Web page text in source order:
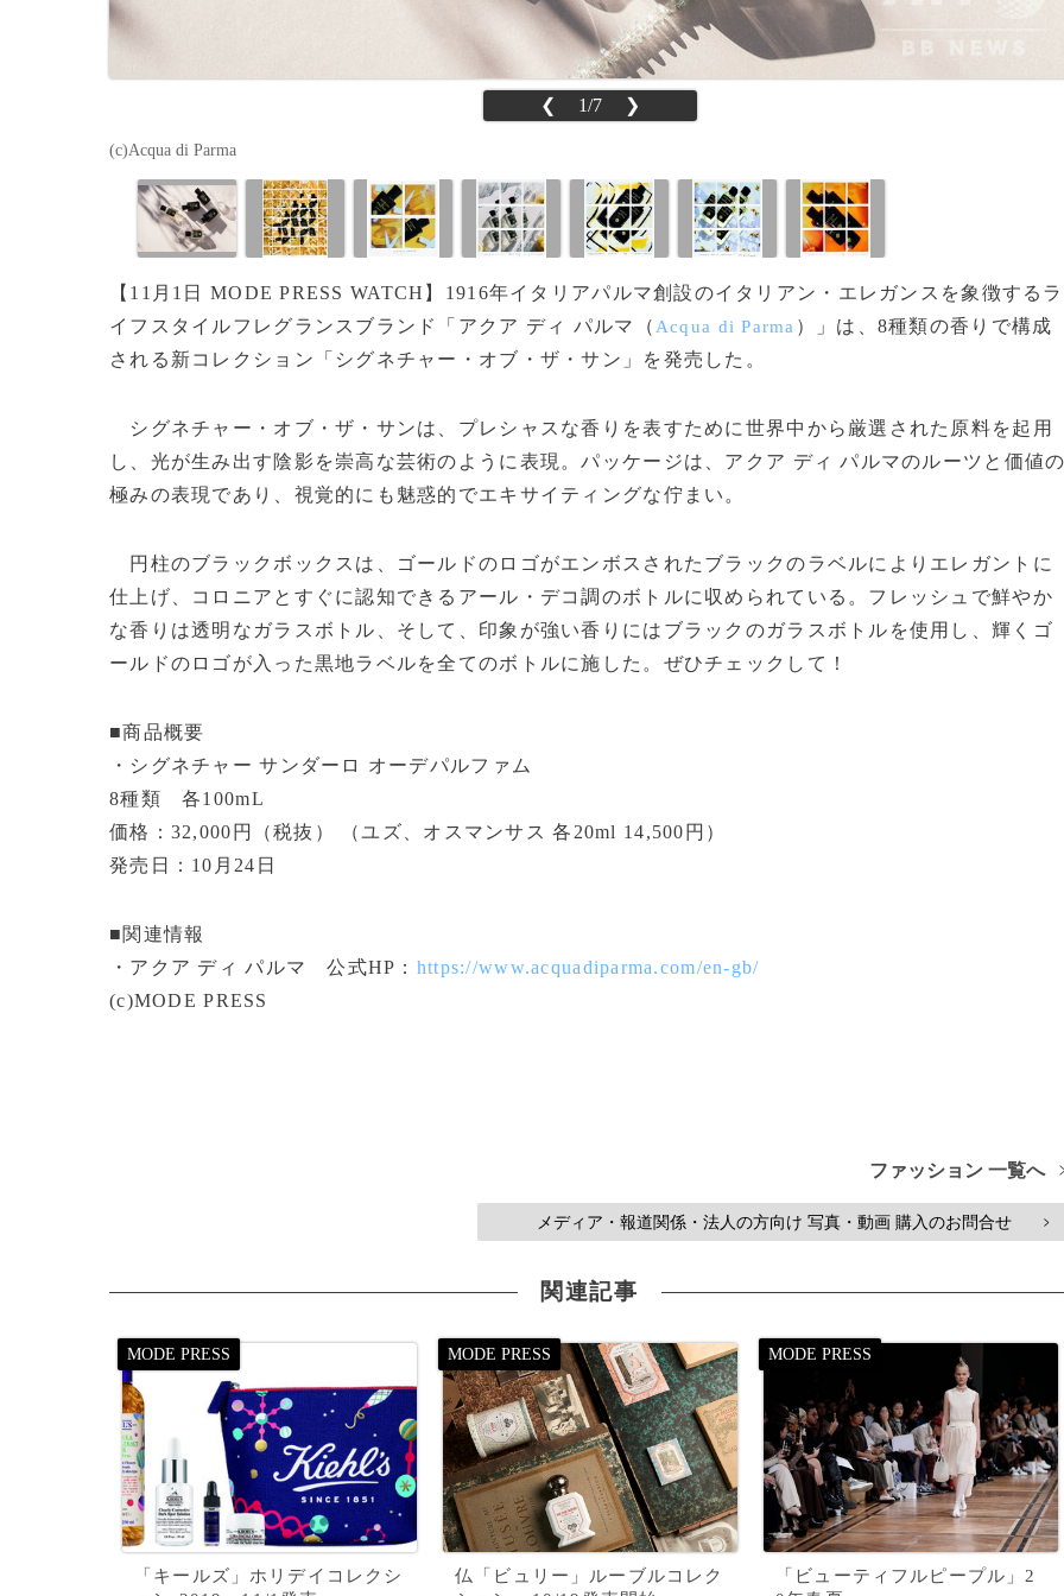
❮ 1/7 ❯
(c)Acqua di Parma
【11月1日 MODE PRESS WATCH】1916年イタリアパルマ創設のイタリアン・エレガンスを象徴するラ
イフスタイルフレグランスブランド「アクア ディ パルマ（ Acqua di Parma ）」は、8種類の香りで構成
される新コレクション「シグネチャー・オブ・ザ・サン」を発売した。
シグネチャー・オブ・ザ・サンは、プレシャスな香りを表すために世界中から厳選された原料を起用
し、光が生み出す陰影を崇高な芸術のように表現。パッケージは、アクア ディ パルマのルーツと価値
極みの表現であり、視覚的にも魅惑的でエキサイティングな佇まい。
円柱のブラックボックスは、ゴールドのロゴがエンボスされたブラックのラベルによりエレガントに
仕上げ、コロニアとすぐに認知できるアール・デコ調のボトルに収められている。フレッシュで鮮やか
な香りは透明なガラスボトル、そして、印象が強い香りにはブラックのガラスボトルを使用し、輝くゴ
ールドのロゴが入った黒地ラベルを全てのボトルに施した。ぜひチェックして！
■商品概要
・シグネチャー サンダーロ オーデパルファム
8種類 各100mL
価格：32,000円（税抜） （ユズ、オスマンサス 各20ml 14,500円）
発売日：10月24日
■関連情報
・アクア ディ パルマ 公式HP： https://www.acquadiparma.com/en-gb/
(c)MODE PRESS
ファッション 一覧へ
メディア・報道関係・法人の方向け 写真・動画 購入のお問合せ >
関連記事
「キールズ」ホリデイコレクシ
仏「ビュリー」ルーブルコレク
「ビューティフルピープル」2